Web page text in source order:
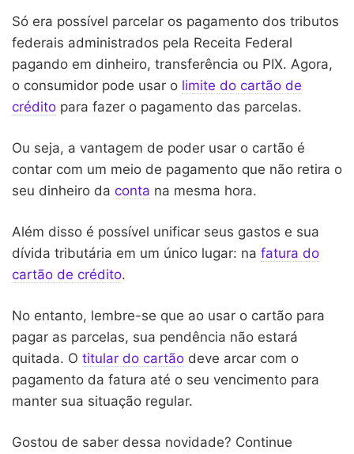
Só era possível parcelar os pagamento dos tributos
federais administrados pela Receita Federal
pagando em dinheiro, transferência ou PIX. Agora,
o consumidor pode usar o limite do cartão de
crédito para fazer o pagamento das parcelas.
Ou seja, a vantagem de poder usar o cartão é
contar com um meio de pagamento que não retira o
seu dinheiro da conta na mesma hora.
Além disso é possível unificar seus gastos e sua
dívida tributária em um único lugar: na fatura do
cartão de crédito.
No entanto, lembre-se que ao usar o cartão para
pagar as parcelas, sua pendência não estará
quitada. O titular do cartão deve arcar com o
pagamento da fatura até o seu vencimento para
manter sua situação regular.
Gostou de saber dessa novidade? Continue